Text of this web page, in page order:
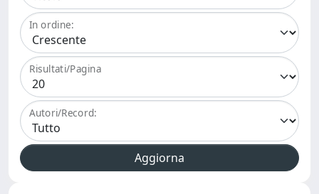
In ordine:
Risultati/Pagina
Autori/Record: